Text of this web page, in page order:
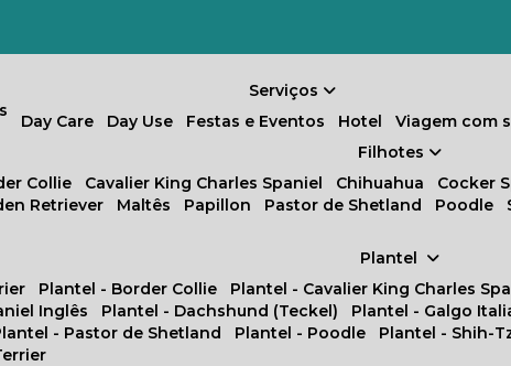
Plantel
Plantel - Border Collie Plantel - Cavalier King Charles
Inglês
Plantel - Dachshund (Teckel) Plantel - Galgo
Plantel - Pastor de Shetland Plantel - Poodle Plantel - Shih-
Serviços
Day Care
Day Use Festas e Eventos Hotel
Viagem com
Filhotes
Collie Cavalier King Charles Spaniel Chihuahua Cocker
Retriever Maltês Papillon Pastor de Shetland Poodle